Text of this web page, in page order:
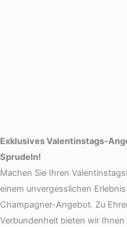
Exklusives Valentinstags-
Sprudeln!
Machen Sie Ihren
einem unvergesslichen
Champagner-Angebot. Zu
Verbundenheit bieten wir